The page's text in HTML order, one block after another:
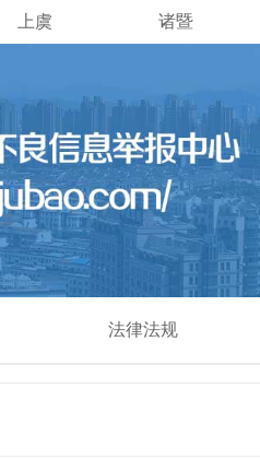
上虞 诸暨
法律法规